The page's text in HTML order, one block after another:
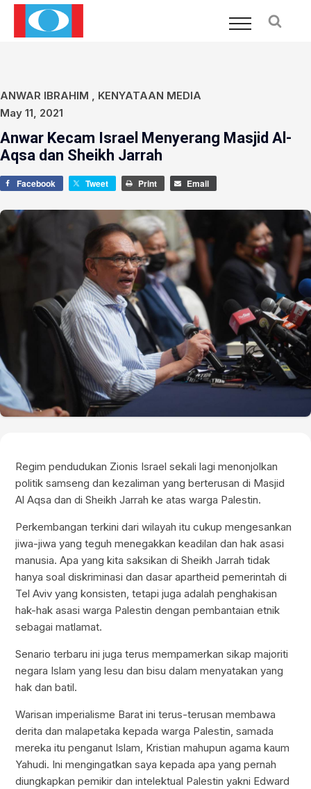
ANWAR IBRAHIM , KENYATAAN MEDIA
May 11, 2021
Anwar Kecam Israel Menyerang Masjid Al-
Aqsa dan Sheikh Jarrah
Facebook Tweet Print Email
Regim pendudukan Zionis Israel sekali lagi menonjolkan
politik samseng dan kezaliman yang berterusan di Masjid
Al Aqsa dan di Sheikh Jarrah ke atas warga Palestin.
Perkembangan terkini dari wilayah itu cukup mengesankan
jiwa-jiwa yang teguh menegakkan keadilan dan hak asasi
manusia. Apa yang kita saksikan di Sheikh Jarrah tidak
hanya soal diskriminasi dan dasar apartheid pemerintah di
Tel Aviv yang konsisten, tetapi juga adalah penghakisan
hak-hak asasi warga Palestin dengan pembantaian etnik
sebagai matlamat.
Senario terbaru ini juga terus mempamerkan sikap majoriti
negara Islam yang lesu dan bisu dalam menyatakan yang
hak dan batil.
Warisan imperialisme Barat ini terus-terusan membawa
derita dan malapetaka kepada warga Palestin, samada
mereka itu penganut Islam, Kristian mahupun agama kaum
Yahudi. Ini mengingatkan saya kepada apa yang pernah
diungkapkan pemikir dan intelektual Palestin yakni Edward